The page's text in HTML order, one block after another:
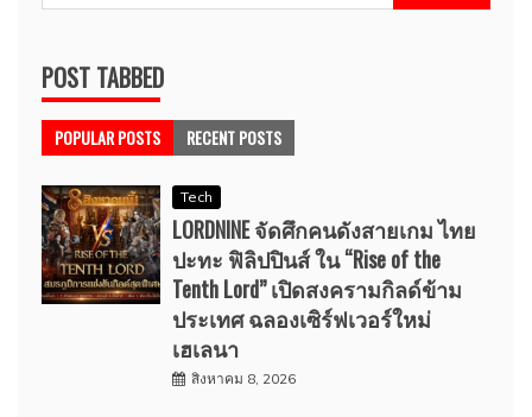
สำหรับ:
POST TABBED
POPULAR POSTS RECENT POSTS
Tech
LORDNINE จัดศึกคนดังสายเกม ไทย
ปะทะ ฟิลิปปินส์ ใน “Rise of the
Tenth Lord” เปิดสงครามกิลด์ข้าม
ประเทศ ฉลองเซิร์ฟเวอร์ใหม่
เฮเลนา
สิงหาคม 8, 2026